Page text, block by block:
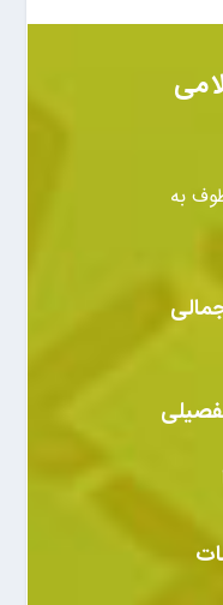
به